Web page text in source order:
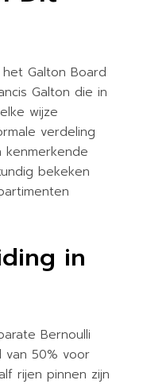
Galton Board
Galton die in
wijze
verdeling
kenmerkende
bekeken
in
Bernoulli
van 50% voor
rijen pinnen zijn